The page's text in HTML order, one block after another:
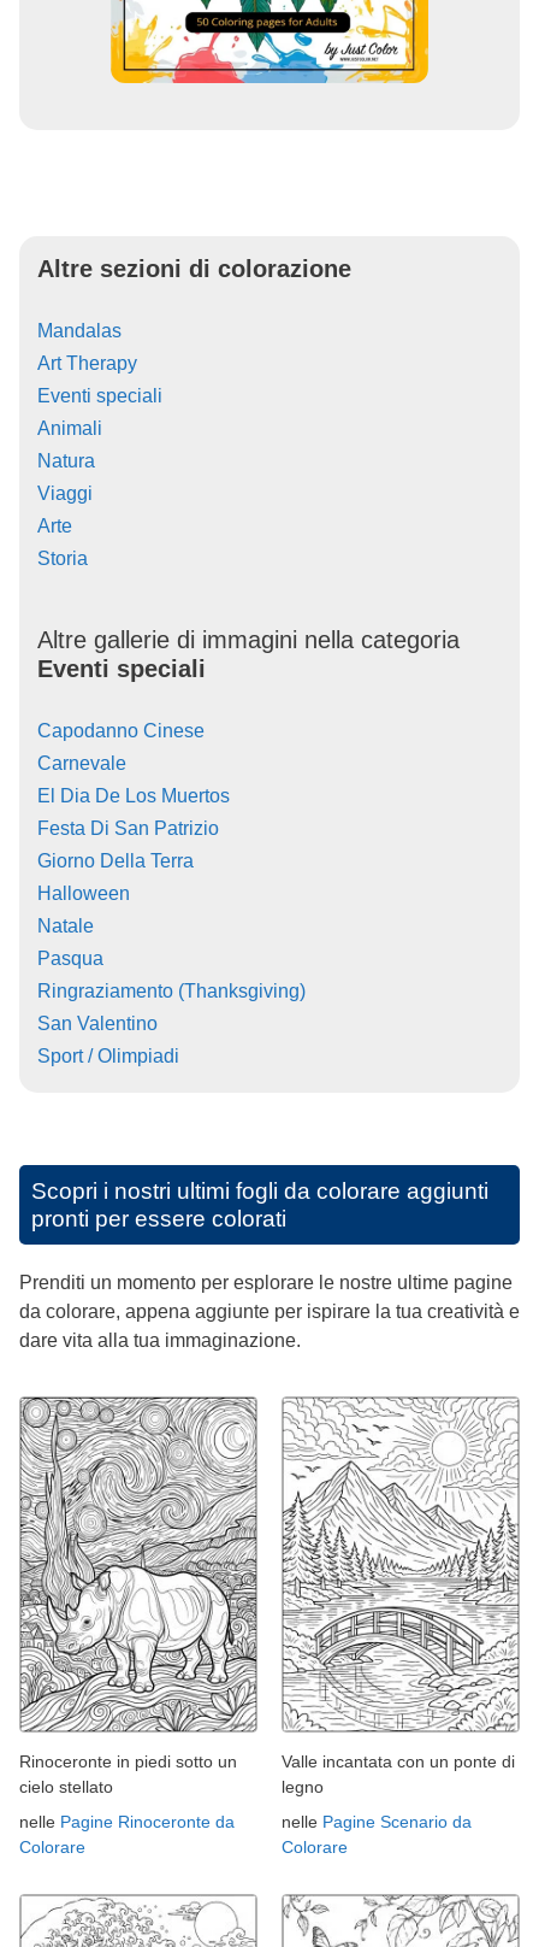
Altre sezioni di colorazione
Mandalas
Art Therapy
Eventi speciali
Animali
Natura
Viaggi
Arte
Storia
Altre gallerie di immagini nella categoria
Eventi speciali
Capodanno Cinese
Carnevale
El Dia De Los Muertos
Festa Di San Patrizio
Giorno Della Terra
Halloween
Natale
Pasqua
Ringraziamento (Thanksgiving)
San Valentino
Sport / Olimpiadi
Scopri i nostri ultimi fogli da colorare aggiunti
pronti per essere colorati
Prenditi un momento per esplorare le nostre ultime pagine
da colorare, appena aggiunte per ispirare la tua creatività e
dare vita alla tua immaginazione.
Rinoceronte in piedi sotto un
cielo stellato
nelle Pagine Rinoceronte da
Colorare
Valle incantata con un ponte di
legno
nelle Pagine Scenario da
Colorare